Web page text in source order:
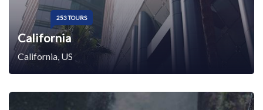
253 TOURS
California
California, US